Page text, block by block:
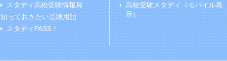
スタディ高校受験情報局
知っておきたい受験用語
スタディPASS！
高校受験スタディ（モバイル表
示）